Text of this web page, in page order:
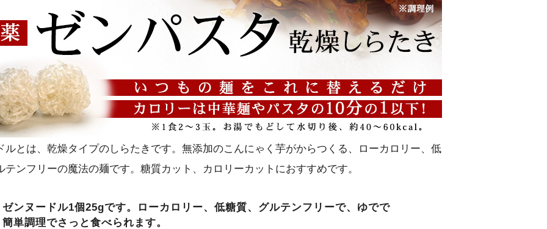
ルとは、乾燥タイプのしらたきです。無添加のこんにゃく芋がからつくる、ローカロリー、低
テンフリーの魔法の麺です。糖質カット、カロリーカットにおすすめです。
ゼンヌードル1個25gです。 ローカロリー、低糖質、グルテンフリーで、ゆでで
簡単調理でさっと食べられます。